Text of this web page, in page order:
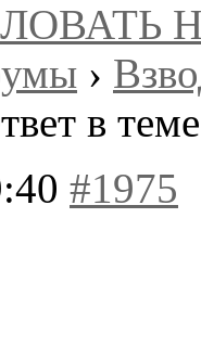
›
в
#1975